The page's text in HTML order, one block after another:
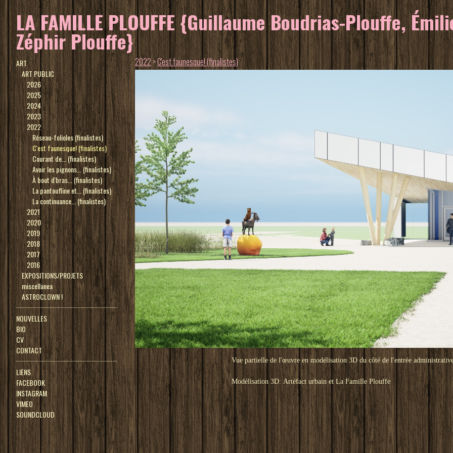
LA FAMILLE PLOUFFE {Guillaume Boudrias-Plouffe,
Zéphir Plouffe}
ART
ART PUBLIC
2026
2025
2024
2023
2022
Réseau-folioles (finalistes)
C'est faunesque! (finalistes)
Courant de... (finalistes)
Avoir les pignons... (finalistes)
À bout d'bras... (finalistes)
La pantoufline et... (finalistes)
La continuance... (finalistes)
2021
2020
2019
2018
2017
2016
EXPOSITIONS/PROJETS
miscellanea
ASTROCLOWN !
NOUVELLES
BIO
CV
CONTACT
LIENS
FACEBOOK
INSTAGRAM
VIMEO
SOUNDCLOUD
2022>C'est faunesque! (finalistes)
Vue partielle de l'œuvre en modélisation 3D du côté de l'entrée
Modélisation 3D: Artéfact urbain et La Famille Plouffe